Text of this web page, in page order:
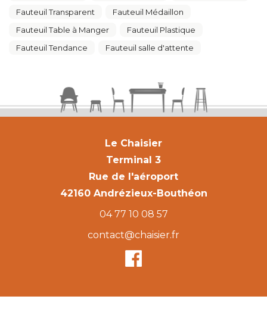
Fauteuil Transparent
Fauteuil Médaillon
Fauteuil Table à Manger
Fauteuil Plastique
Fauteuil Tendance
Fauteuil salle d'attente
Le Chaisier
Terminal 3
Rue de l'aéroport
42160 Andrézieux-Bouthéon
04 77 10 08 57
contact@chaisier.fr